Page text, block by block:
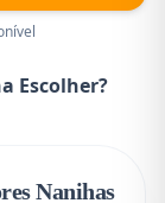
Escolher?
Nanihas